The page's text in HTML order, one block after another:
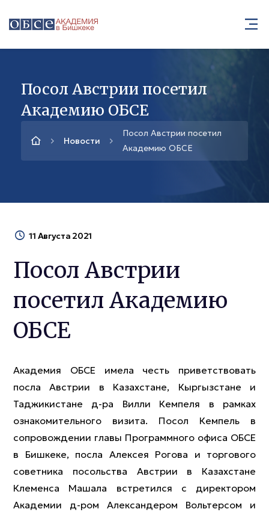
Посол Австрии посетил
Академию ОБСЕ
Новости
Посол Австрии посетил
Академию ОБСЕ
11 Августа 2021
Посол Австрии
посетил Академию
ОБСЕ
Академия ОБСЕ имела честь приветствовать
посла Австрии в Казахстане, Кыргызстане и
Таджикистане д-ра Вилли Кемпеля в рамках
ознакомительного визита. Посол Кемпель в
сопровождении главы Программного офиса ОБСЕ
в Бишкеке, посла Алексея Рогова и торгового
советника посольства Австрии в Казахстане
Клеменса Машала встретился с директором
Академии д-ром Александером Вольтерсом и